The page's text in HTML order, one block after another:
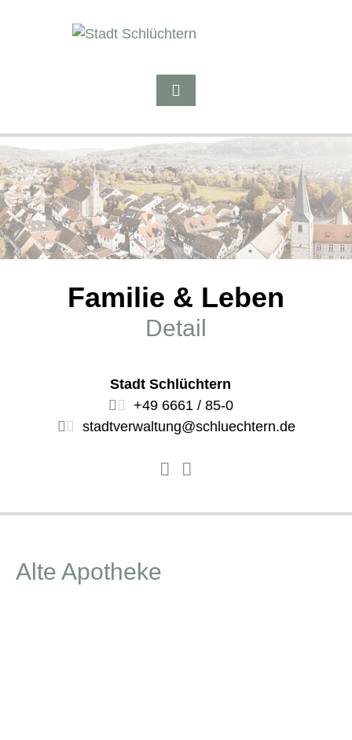
Familie & Leben
Detail
Stadt Schlüchtern
+49 6661 / 85-0
stadtverwaltung@schluechtern.de
Alte Apotheke